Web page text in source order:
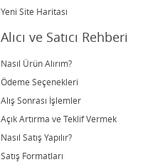
Yeni Site Haritası
Alıcı ve Satıcı Rehberi
Nasıl Ürün Alırım?
Ödeme Seçenekleri
Alış Sonrası İşlemler
Açık Artırma ve Teklif Vermek
Nasıl Satış Yapılır?
Satış Formatları